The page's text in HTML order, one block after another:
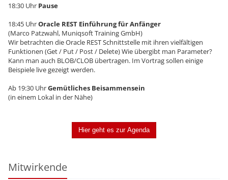
18:30 Uhr Pause
18:45 UhrOracle REST Einführung für Anfänger
(Marco Patzwahl, Muniqsoft Training GmbH)
Wir betrachten die Oracle REST Schnittstelle mit ihren vielfältigen
Funktionen (Get / Put / Post / Delete) Wie übergibt man Parameter?
Kann man auch BLOB/CLOB übertragen. Im Vortrag sollen einige
Beispiele live gezeigt werden.
Ab 19:30 UhrGemütliches Beisammensein
(in einem Lokal in der Nähe)
Hier geht es zur Agenda
Mitwirkende